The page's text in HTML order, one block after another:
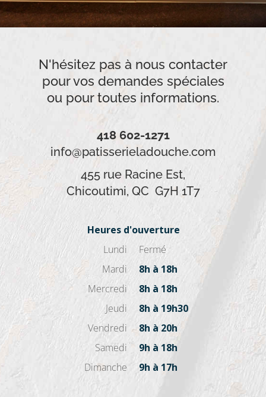
N'hésitez pas à nous contacter
pour vos demandes spéciales
ou pour toutes informations.
418 602-1271
info@patisserieladouche.com
455 rue Racine Est,
Chicoutimi, QC G7H 1T7
Heures d'ouverture
Lundi
Fermé
Mardi
8h à 18h
Mercredi
8h à 18h
Jeudi
8h à 19h30
Vendredi
8h à 20h
Samedi
9h à 18h
Dimanche
9h à 17h